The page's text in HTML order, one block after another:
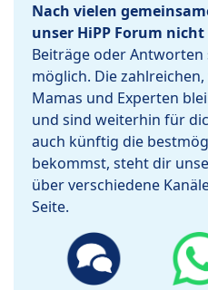
Nach vielen
unser HiPP Forum
Beiträge oder
möglich. Die
Mamas und Experten
und sind weiterhin für
auch künftig die
bekommst, steht dir
über verschiedene
Seite.